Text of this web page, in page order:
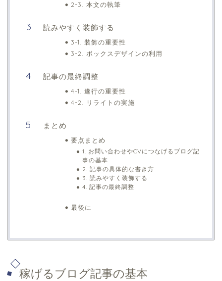
2-3. 本文の執筆
読みやすく装飾する
3-1. 装飾の重要性
3-2. ボックスデザインの利用
記事の最終調整
4-1. 遂行の重要性
4-2. リライトの実施
まとめ
要点まとめ
1. お問い合わせやCVにつなげるブログ記
事の基本
2. 記事の具体的な書き方
3. 読みやすく装飾する
4. 記事の最終調整
最後に
稼げるブログ記事の基本